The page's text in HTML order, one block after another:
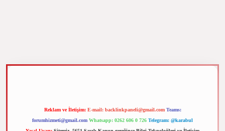
Reklam ve İletişim: E-mail: backlinkpaneli@gmail.com Teams:
forumhizmeti@gmail.com Whatsapp: 0262 606 0 726 Telegram: @karabul